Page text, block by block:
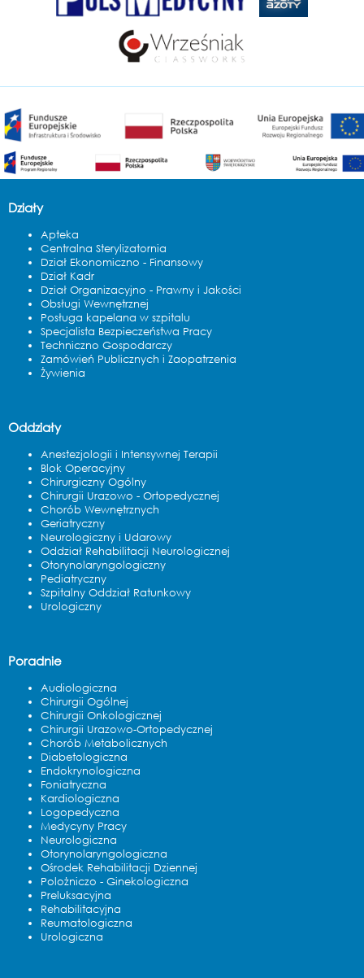
Działy
Apteka
Centralna Sterylizatornia
Dział Ekonomiczno - Finansowy
Dział Kadr
Dział Organizacyjno - Prawny i Jakości
Obsługi Wewnętrznej
Posługa kapelana w szpitalu
Specjalista Bezpieczeństwa Pracy
Techniczno Gospodarczy
Zamówień Publicznych i Zaopatrzenia
Żywienia
Oddziały
Anestezjologii i Intensywnej Terapii
Blok Operacyjny
Chirurgiczny Ogólny
Chirurgii Urazowo - Ortopedycznej
Chorób Wewnętrznych
Geriatryczny
Neurologiczny i Udarowy
Oddział Rehabilitacji Neurologicznej
Otorynolaryngologiczny
Pediatryczny
Szpitalny Oddział Ratunkowy
Urologiczny
Poradnie
Audiologiczna
Chirurgii Ogólnej
Chirurgii Onkologicznej
Chirurgii Urazowo-Ortopedycznej
Chorób Metabolicznych
Diabetologiczna
Endokrynologiczna
Foniatryczna
Kardiologiczna
Logopedyczna
Medycyny Pracy
Neurologiczna
Otorynolaryngologiczna
Ośrodek Rehabilitacji Dziennej
Polożniczo - Ginekologiczna
Preluksacyjna
Rehabilitacyjna
Reumatologiczna
Urologiczna